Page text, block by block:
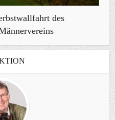
des